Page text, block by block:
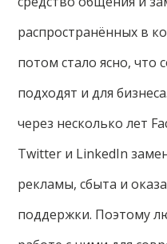
распространённых в
потом стало ясно, что
подходят и для
через несколько лет
Twitter и LinkedIn
рекламы, сбыта и
поддержки. Поэтому